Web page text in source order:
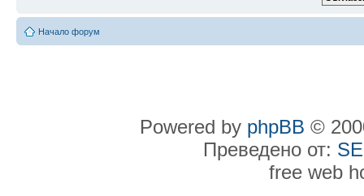
Начало форум
Powered by phpBB ©
Преведено от:
free web